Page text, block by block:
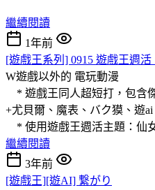
繼續閱讀
1年前
[遊戲王系列] 0915 遊戲王週活
W遊戲以外的 電玩動漫
* 遊戲王同人超短打，包含
+尤貝爾、魔表、バク獏、遊ai
* 使用遊戲王週活主題：仙
繼續閱讀
3年前
[遊戲王][遊AI] 繋がり